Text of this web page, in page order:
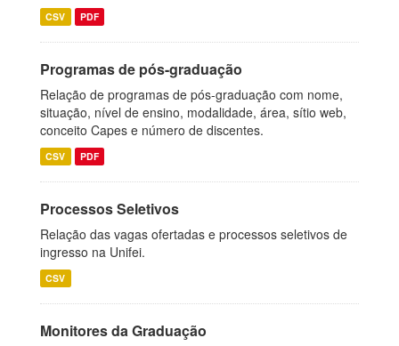
CSV PDF
Programas de pós-graduação
Relação de programas de pós-graduação com nome,
situação, nível de ensino, modalidade, área, sítio web,
conceito Capes e número de discentes.
CSV PDF
Processos Seletivos
Relação das vagas ofertadas e processos seletivos de
ingresso na Unifei.
CSV
Monitores da Graduação